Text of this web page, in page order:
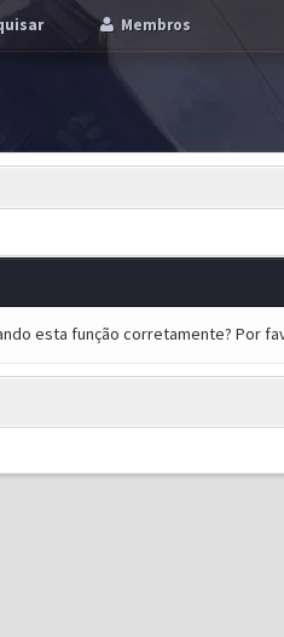
Membros
esta função corretamente? Por